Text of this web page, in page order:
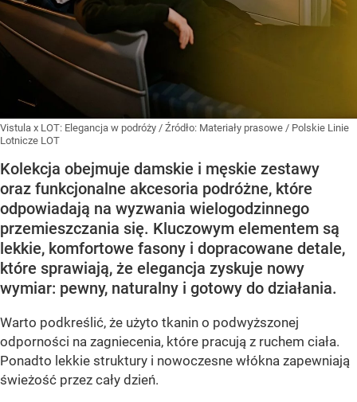
Vistula x LOT: Elegancja w podróży / Źródło: Materiały prasowe / Polskie Linie
Lotnicze LOT
Kolekcja obejmuje damskie i męskie zestawy
oraz funkcjonalne akcesoria podróżne, które
odpowiadają na wyzwania wielogodzinnego
przemieszczania się. Kluczowym elementem są
lekkie, komfortowe fasony i dopracowane detale,
które sprawiają, że elegancja zyskuje nowy
wymiar: pewny, naturalny i gotowy do działania.
Warto podkreślić, że użyto tkanin o podwyższonej
odporności na zagniecenia, które pracują z ruchem ciała.
Ponadto lekkie struktury i nowoczesne włókna zapewniają
świeżość przez cały dzień.